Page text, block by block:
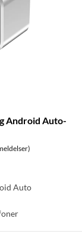
Android Auto-
Auto